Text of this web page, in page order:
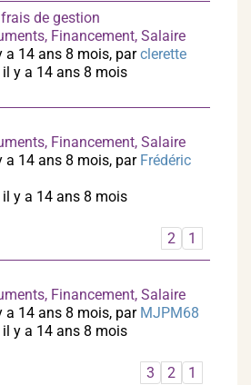
de gestion
Financement, Salaire
a 14 ans 8 mois, parclerette
il y a 14 ans 8 mois
Financement, Salaire
a 14 ans 8 mois, par Frédéric
il y a 14 ans 8 mois
1
2
Financement, Salaire
a 14 ans 8 mois, par MJPM68
il y a 14 ans 8 mois
1
2
3